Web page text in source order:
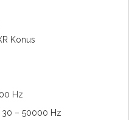
Konus
Hz
30 – 50000 Hz